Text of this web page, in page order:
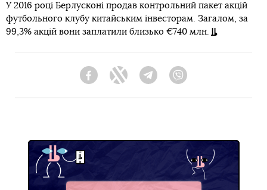
У 2016 році Берлусконі продав контрольний пакет акцій
футбольного клубу китайським інвесторам. Загалом, за
99,3% акцій вони заплатили близько €740 млн.
FacebookTwitter Telegram